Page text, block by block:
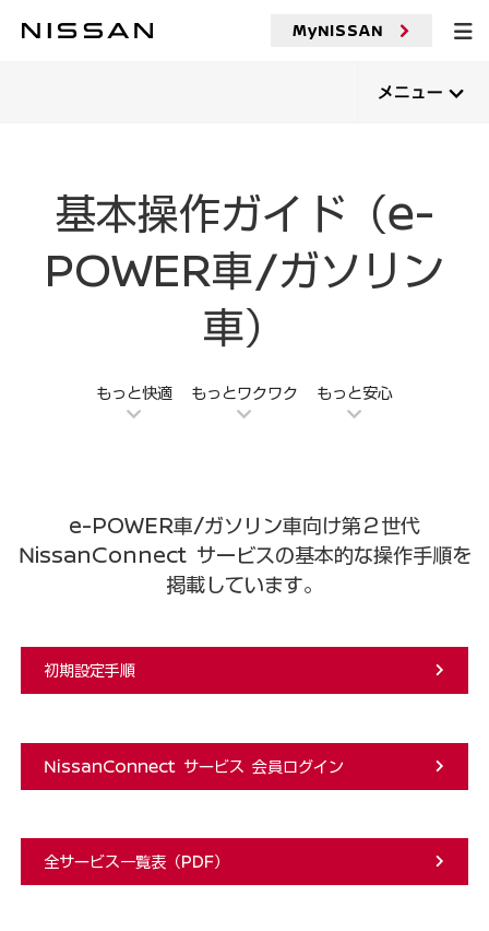
MyNISSAN
メニュー
基本操作ガイド（e-
POWER車/ガソリン
車）
もっと快適 もっとワクワク もっと安心
e-POWER車/ガソリン車向け第２世代
NissanConnect サービスの基本的な操作手順を
掲載しています。
初期設定手順
NissanConnect サービス 会員ログイン
全サービス一覧表（PDF）